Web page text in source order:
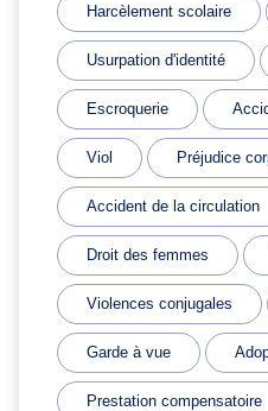
Harcèlement scolaire
Usurpation d'identité
Escroquerie
Viol Préjudice
Accident de la circulation
Droit des femmes
Violences conjugales
Garde à vue
Prestation compensatoire